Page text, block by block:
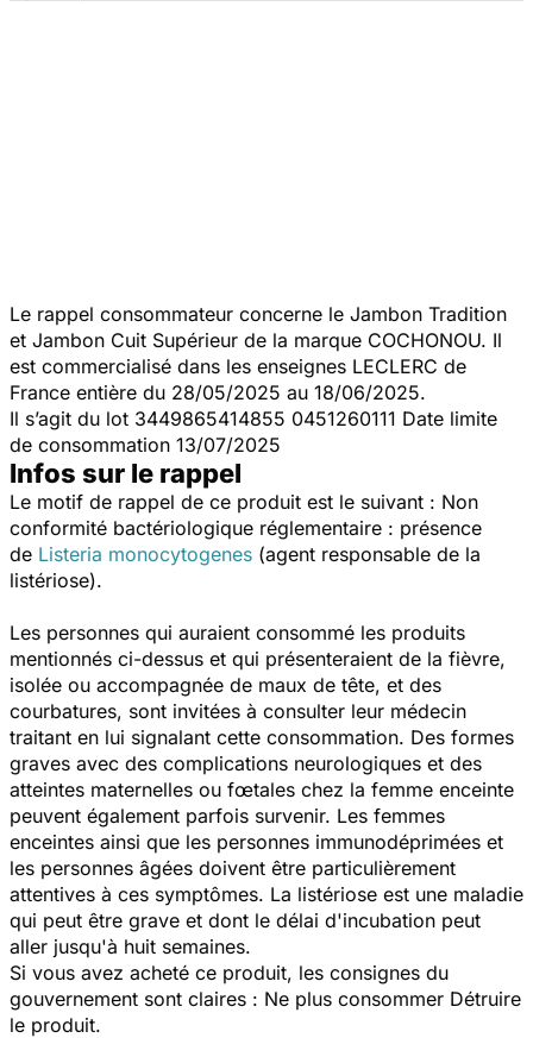
Le rappel consommateur concerne le Jambon Tradition
et Jambon Cuit Supérieur de la marque COCHONOU. Il
est commercialisé dans les enseignes LECLERC de
France entière du 28/05/2025 au 18/06/2025.
Il s’agit du lot 3449865414855 0451260111 Date limite
de consommation 13/07/2025
Infos sur le rappel
Le motif de rappel de ce produit est le suivant : Non
conformité bactériologique réglementaire : présence
de Listeria monocytogenes (agent responsable de la
listériose).
Les personnes qui auraient consommé les produits
mentionnés ci-dessus et qui présenteraient de la fièvre,
isolée ou accompagnée de maux de tête, et des
courbatures, sont invitées à consulter leur médecin
traitant en lui signalant cette consommation. Des formes
graves avec des complications neurologiques et des
atteintes maternelles ou fœtales chez la femme enceinte
peuvent également parfois survenir. Les femmes
enceintes ainsi que les personnes immunodéprimées et
les personnes âgées doivent être particulièrement
attentives à ces symptômes. La listériose est une maladie
qui peut être grave et dont le délai d'incubation peut
aller jusqu'à huit semaines.
Si vous avez acheté ce produit, les consignes du
gouvernement sont claires : Ne plus consommer Détruire
le produit.